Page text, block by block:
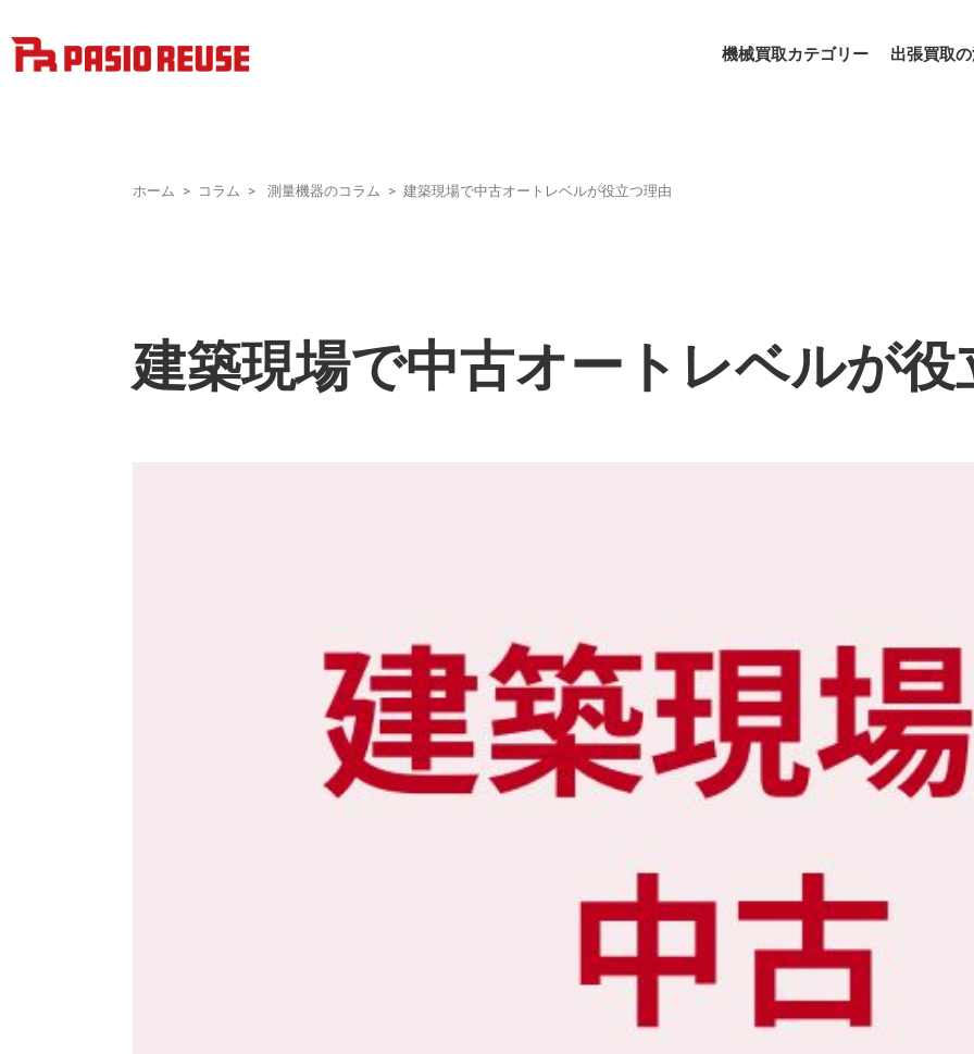
機械買取カテゴリー 出張買取
ホーム コラム 測量機器のコラム 建築現場で中古オートレベルが役立つ理由
建築現場で中古オートレベルが役